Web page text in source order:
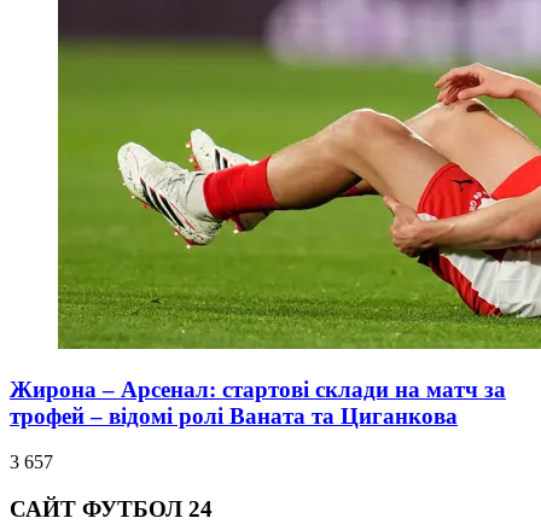
Жирона – Арсенал: стартові склади на матч за
трофей – відомі ролі Ваната та Циганкова
3 657
САЙТ ФУТБОЛ 24